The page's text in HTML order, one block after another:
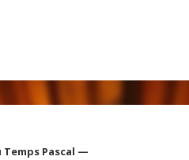
Temps Pascal —